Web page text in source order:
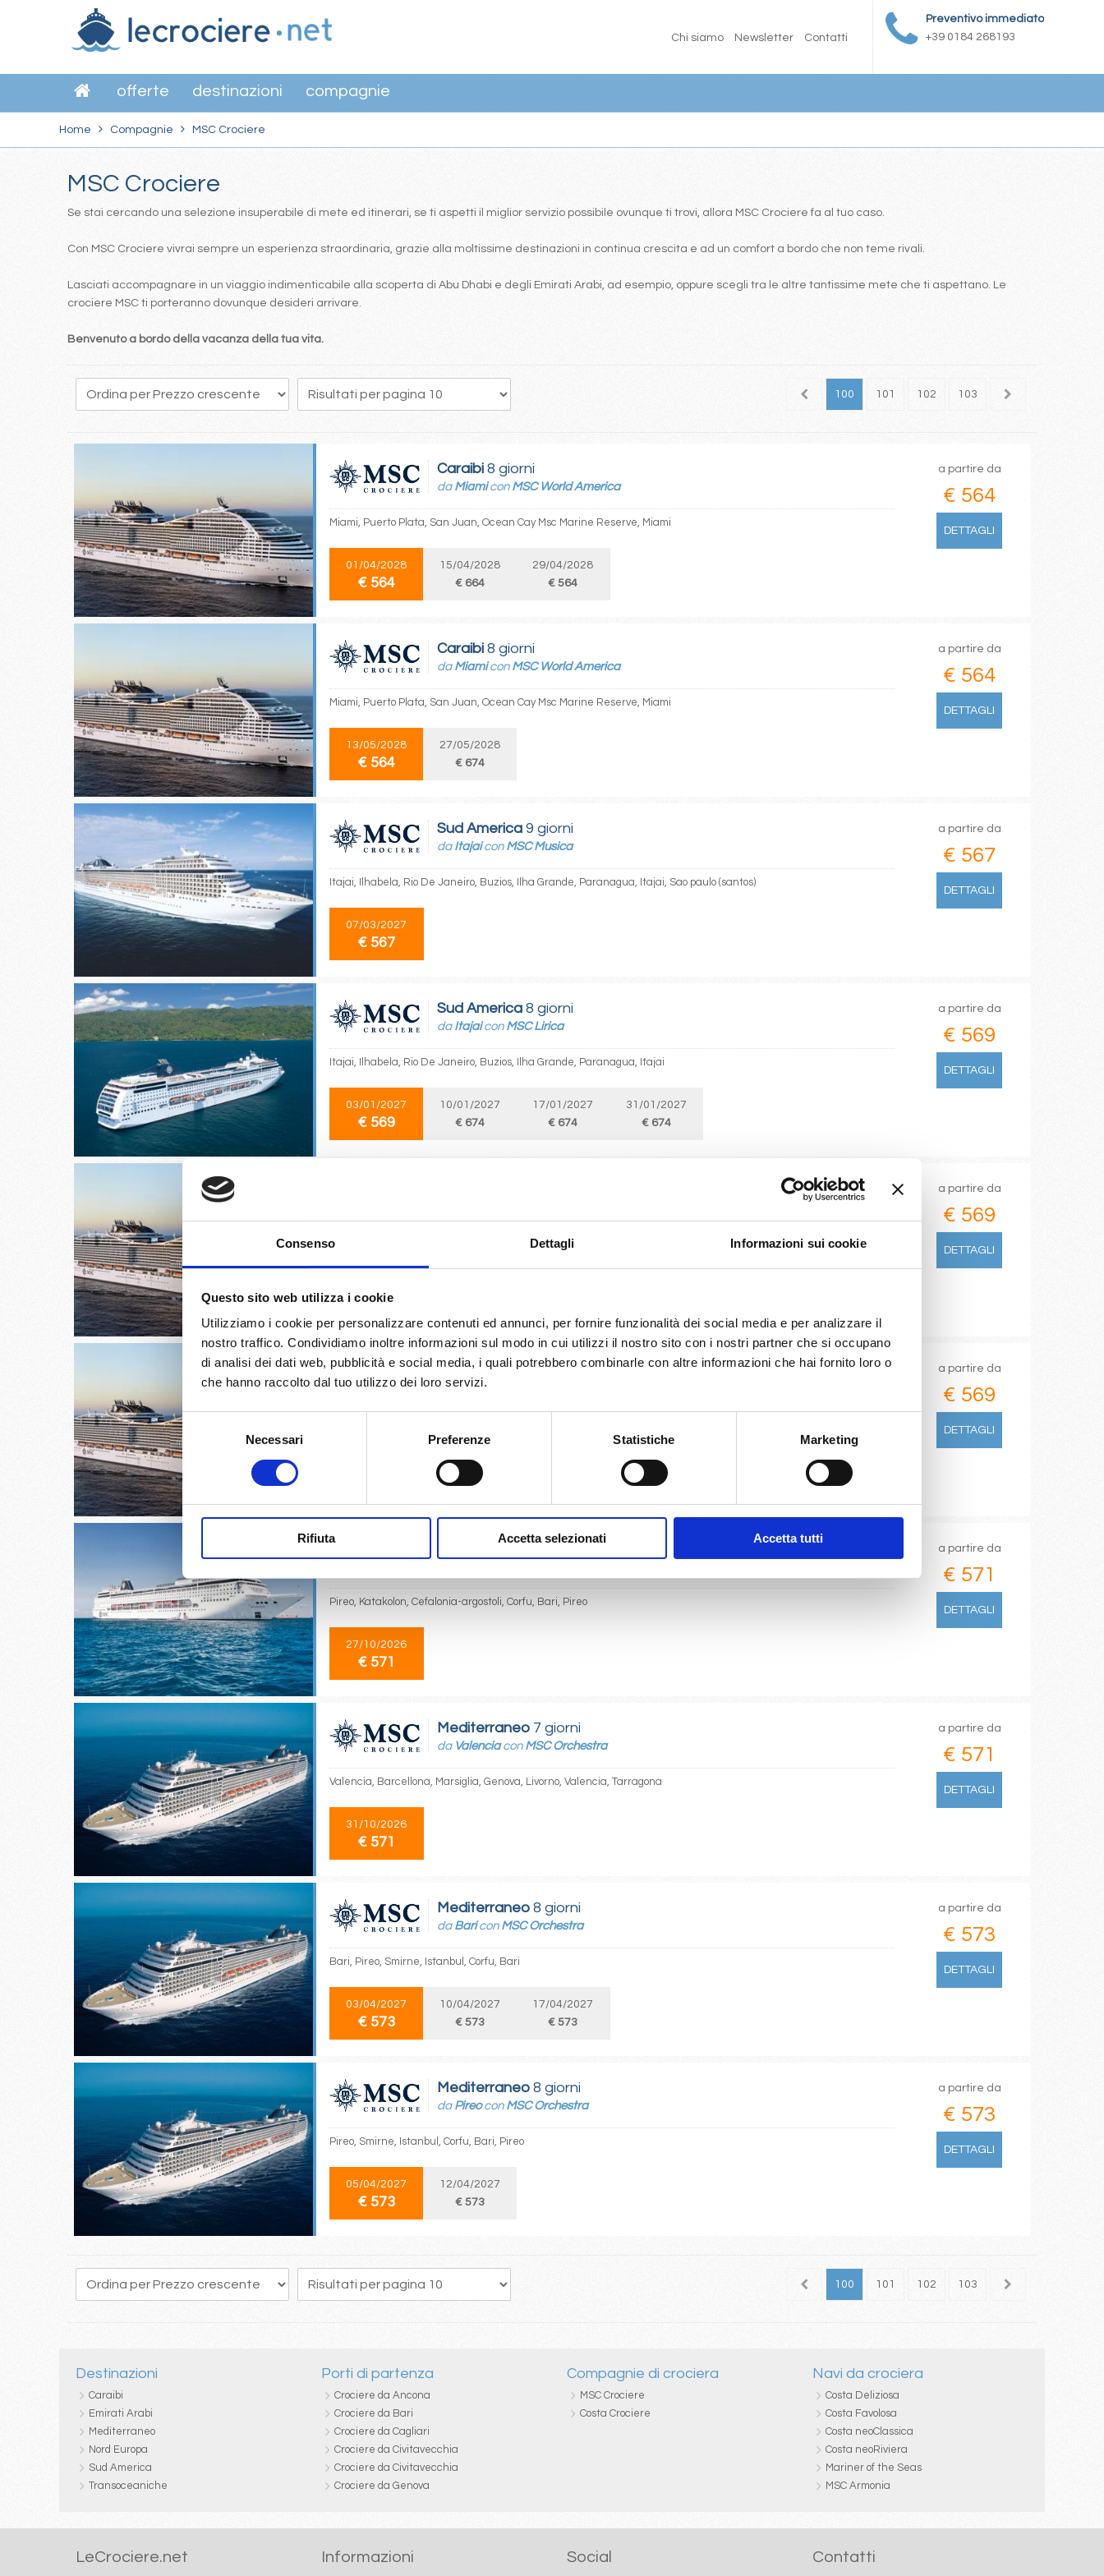
Consenso Dettagli Informazioni sui cookie
Questo sito web utilizza i cookie
Utilizziamo i cookie per personalizzare contenuti ed annunci, per fornire funzionalità dei social media e per analizzare il
nostro traffico. Condividiamo inoltre informazioni sul modo in cui utilizzi il nostro sito con i nostri partner che si occupano
di analisi dei dati web, pubblicità e social media, i quali potrebbero combinarle con altre informazioni che hai fornito loro o
che hanno raccolto dal tuo utilizzo dei loro servizi.
Selezione
del
consenso
Necessari Preferenze Statistiche Marketing
Rifiuta Accetta selezionati Accetta tutti
Preventivo immediato
+39 0184 268193
Chi siamo Newsletter Contatti
offerte destinazioni compagnie
Home Compagnie MSC Crociere
MSC Crociere
Se stai cercando una selezione insuperabile di mete ed itinerari, se ti aspetti il miglior servizio possibile ovunque ti trovi, allora MSC Crociere fa al tuo caso.
Con MSC Crociere vivrai sempre un esperienza straordinaria, grazie alla moltissime destinazioni in continua crescita e ad un comfort a bordo che non teme rivali.
Lasciati accompagnare in un viaggio indimenticabile alla scoperta di Abu Dhabi e degli Emirati Arabi, ad esempio, oppure scegli tra le altre tantissime mete che ti aspettano. Le
crociere MSC ti porteranno dovunque desideri arrivare.
Benvenuto a bordo della vacanza della tua vita.
82 83 84 85 87 88 89 90 99 100 101 102 103 104
Caraibi 8 giorni
da Miamicon MSC World America
Miami, Puerto Plata, San Juan, Ocean Cay Msc Marine Reserve, Miami
01/04/2028
€ 564
15/04/2028
€ 664
29/04/2028
€ 564
a partire da
€ 564
DETTAGLI
Caraibi 8 giorni
da Miamicon MSC World America
Miami, Puerto Plata, San Juan, Ocean Cay Msc Marine Reserve, Miami
13/05/2028
€ 564
27/05/2028
€ 674
a partire da
€ 564
DETTAGLI
Sud America 9 giorni
da Itajaicon MSC Musica
Itajai, Ilhabela, Rio De Janeiro, Buzios, Ilha Grande, Paranagua, Itajai, Sao paulo (santos)
07/03/2027
€ 567
a partire da
€ 567
DETTAGLI
Sud America 8 giorni
da Itajaicon MSC Lirica
Itajai, Ilhabela, Rio De Janeiro, Buzios, Ilha Grande, Paranagua, Itajai
03/01/2027
€ 569
10/01/2027
€ 674
17/01/2027
€ 674
31/01/2027
€ 674
a partire da
€ 569
DETTAGLI
Messina, Valletta, Barcellona, Marsiglia, Genova, Civitavecchia, Messina, Provence(marseilles)
€ 569
a partire da
€ 569
DETTAGLI
Mediterraneo8 giorni
daValletta
10/02/2027
€ 594
24/02/2027
€ 619
a partire da
€ 569
DETTAGLI
Mediterraneo7 giorni
Pireo, Katakolon, Cefalonia-argostoli, Corfu, Bari, Pireo
27/10/2026
€ 571
a partire da
€ 571
DETTAGLI
Mediterraneo 7 giorni
da Valenciacon MSC Orchestra
Valencia, Barcellona, Marsiglia, Genova, Livorno, Valencia, Tarragona
31/10/2026
€ 571
a partire da
€ 571
DETTAGLI
Mediterraneo 8 giorni
da Baricon MSC Orchestra
Bari, Pireo, Smirne, Istanbul, Corfu, Bari
03/04/2027
€ 573
10/04/2027
€ 573
17/04/2027
€ 573
a partire da
€ 573
DETTAGLI
Mediterraneo 8 giorni
da Pireocon MSC Orchestra
Pireo, Smirne, Istanbul, Corfu, Bari, Pireo
05/04/2027
€ 573
12/04/2027
€ 573
a partire da
€ 573
DETTAGLI
82 83 84 85 87 88 89 90 99 100 101 102 103 104
Destinazioni
Caraibi
Emirati Arabi
Mediterraneo
Nord Europa
Sud America
Transoceaniche
Porti di partenza
Crociere da Ancona
Crociere da Bari
Crociere da Cagliari
Crociere da Civitavecchia
Crociere da Civitavecchia
Crociere da Genova
Compagnie di crociera
MSC Crociere
Costa Crociere
Navi da crociera
Costa Deliziosa
Costa Favolosa
Costa neoClassica
Costa neoRiviera
Mariner of the Seas
MSC Armonia
LeCrociere.net Informazioni Social Contatti